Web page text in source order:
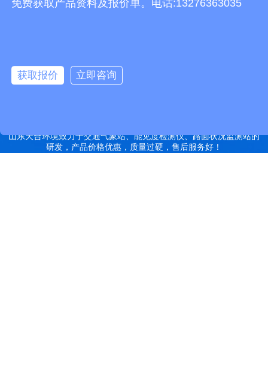
有机肥设备 胶辊硫化罐 复合材料热压罐 分散釜 细沙回收机 胶管硫化罐 蒸
徽,福建,江西,山东,河南,湖北,湖南,广东,广西,海南,重庆,四川,贵州,云
南,西藏,陕西,甘肃,青海,宁夏,新疆等地
特别声明：本站部分内容来自于网络，如有侵权嫌疑，请立即联系本
山东天合环境致力于交通气象站、能见度检测仪、路面状况监测站的
研发，产品价格优惠，质量过硬，售后服务好！
免费获取产品资料及报价单。电话:13276363035
获取报价 立即咨询